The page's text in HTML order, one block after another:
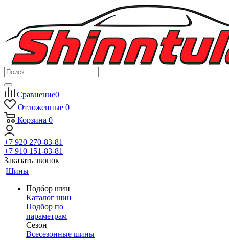
Сравнение0
Отложенные 0
Корзина 0
+7 920 270-83-81
+7 910 151-83-81
Заказать звонок
Шины
Подбор шин
Каталог шин
Подбор по
параметрам
Сезон
Всесезонные шины